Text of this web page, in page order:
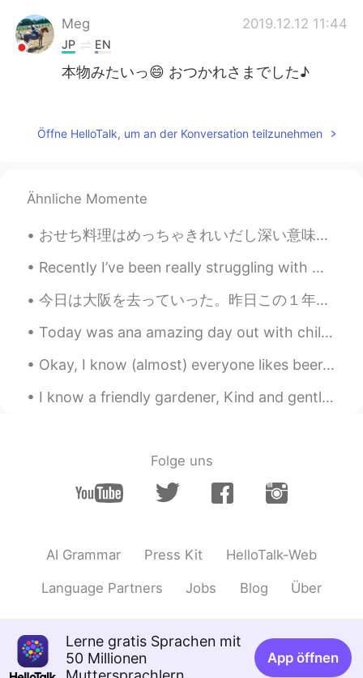
Meg 2019.12.12 11:44
JP EN
本物みたいっ😄 おつかれさまでした♪
EN JP
@michikoHo ho ho 笑
mikiko 2019.12.12 11:39
でしょうね😊
Eri 2019.12.12 11:38
の？？😭 と心配してたよ😆
Miho 2019.12.12 11:38
2019.12.12 11:36
JP EN
Öffne HelloTalk, um an der Konversation teilzunehmen
Ähnliche Momente
おせち料理はめっちゃきれいだし深い意味もあるよね。アメリカではそんなものがあるといいなって思ってるんだけど、大晦日には特別なものあんまりないから悲しい🥺 日本の伝統文化がホントにきれいだと思う！...
Recently I’ve been really struggling with my mental health, it’s days like these that make me wan...
今日は大阪を去っていった。昨日この１年間お世話になったシェアハウスの仲間たちに祝ってもらって、夏の思い出を作りました。僕にとって人生初めての線香花火だったので、特別で典型的な体験でした。みんな、...
Today was ana amazing day out with children for. My god son's birthday :) we wenf.climbing ona tr...
Okay, I know (almost) everyone likes beer. Have you tried the seasonal Yebisu brew yet? I love th...
I know a friendly gardener, Kind and gentle is he, Even though the wind blows, Wherever he goes, ...
Folge uns
AI Grammar Press Kit HelloTalk-Web
Language Partners Jobs Blog Über
Lerne gratis Sprachen mit
50 Millionen
App öffnen